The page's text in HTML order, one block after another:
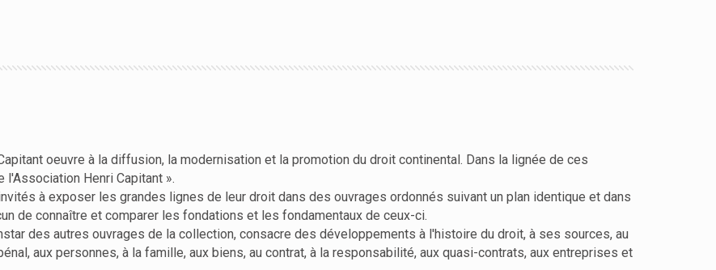
oeuvre à la diffusion, la modernisation et la promotion du droit continental. Dans la lignée de ces
Henri Capitant ».
à exposer les grandes lignes de leur droit dans des ouvrages ordonnés suivant un plan identique et dans
de connaître et comparer les fondations et les fondamentaux de ceux-ci.
des autres ouvrages de la collection, consacre des développements à l'histoire du droit, à ses sources, au
aux personnes, à la famille, aux biens, au contrat, à la responsabilité, aux quasi-contrats, aux entreprises et